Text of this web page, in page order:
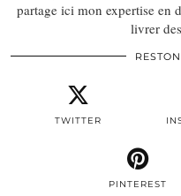
partage ici mon expertise en
livrer
TWITTER
PINTEREST